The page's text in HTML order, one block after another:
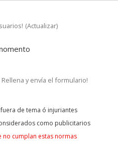
(Actualizar)
Rellena y envía el formulario!
de tema ó injuriantes
como publicitarios
no cumplan estas normas